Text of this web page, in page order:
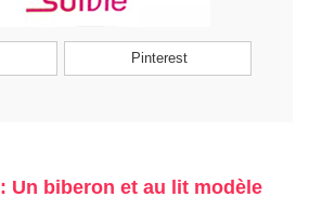
Pinterest
Un biberon et au lit modèle